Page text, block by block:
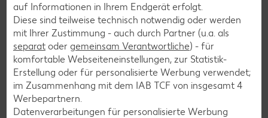
Geflügel-Rezepte
Lamm-Rezepte
Grill-Rezepte
Muffin-Rezepte
Apfelkuchen-Rezepte
auf Informationen in Ihrem Endgerät erfolgt.
Diese sind teilweise technisch notwendig oder werden
mit Ihrer Zustimmung - auch durch Partner (u.a. als
separat oder gemeinsam Verantwortliche) - für
komfortable Webseiteneinstellungen, zur Statistik-
Erstellung oder für personalisierte Werbung verwendet;
im Zusammenhang mit dem IAB TCF von insgesamt 4
Werbepartnern.
Datenverarbeitungen für personalisierte Werbung